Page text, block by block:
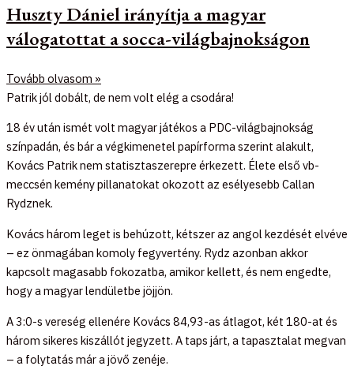
Huszty Dániel irányítja a magyar
válogatottat a socca-világbajnokságon
Tovább olvasom »
Patrik jól dobált, de nem volt elég a csodára!
18 év után ismét volt magyar játékos a PDC-világbajnokság
színpadán, és bár a végkimenetel papírforma szerint alakult,
Kovács Patrik nem statisztaszerepre érkezett. Élete első vb-
meccsén kemény pillanatokat okozott az esélyesebb Callan
Rydznek.
Kovács három leget is behúzott, kétszer az angol kezdését elvéve
– ez önmagában komoly fegyvertény. Rydz azonban akkor
kapcsolt magasabb fokozatba, amikor kellett, és nem engedte,
hogy a magyar lendületbe jöjjön.
A 3:0-s vereség ellenére Kovács 84,93-as átlagot, két 180-at és
három sikeres kiszállót jegyzett. A taps járt, a tapasztalat megvan
– a folytatás már a jövő zenéje.